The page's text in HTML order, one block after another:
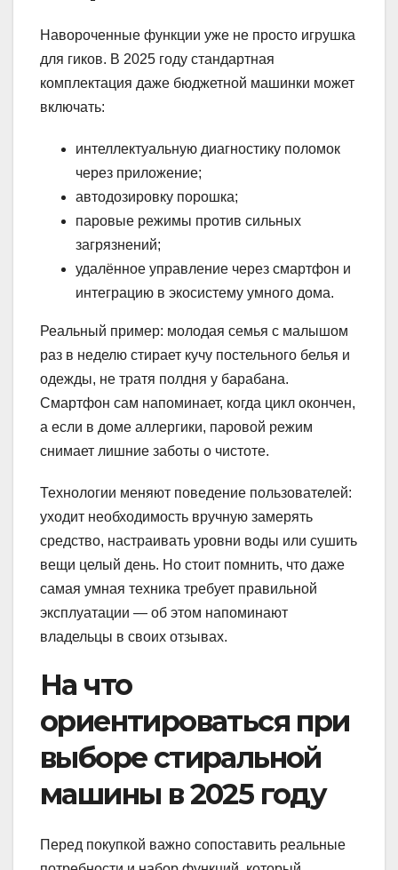
Навороченные функции уже не просто игрушка
для гиков. В 2025 году стандартная
комплектация даже бюджетной машинки может
включать:
интеллектуальную диагностику поломок
через приложение;
автодозировку порошка;
паровые режимы против сильных
загрязнений;
удалённое управление через смартфон и
интеграцию в экосистему умного дома.
Реальный пример: молодая семья с малышом
раз в неделю стирает кучу постельного белья и
одежды, не тратя полдня у барабана.
Смартфон сам напоминает, когда цикл окончен,
а если в доме аллергики, паровой режим
снимает лишние заботы о чистоте.
Технологии меняют поведение пользователей:
уходит необходимость вручную замерять
средство, настраивать уровни воды или сушить
вещи целый день. Но стоит помнить, что даже
самая умная техника требует правильной
эксплуатации — об этом напоминают
владельцы в своих отзывах.
На что
ориентироваться при
выборе стиральной
машины в 2025 году
Перед покупкой важно сопоставить реальные